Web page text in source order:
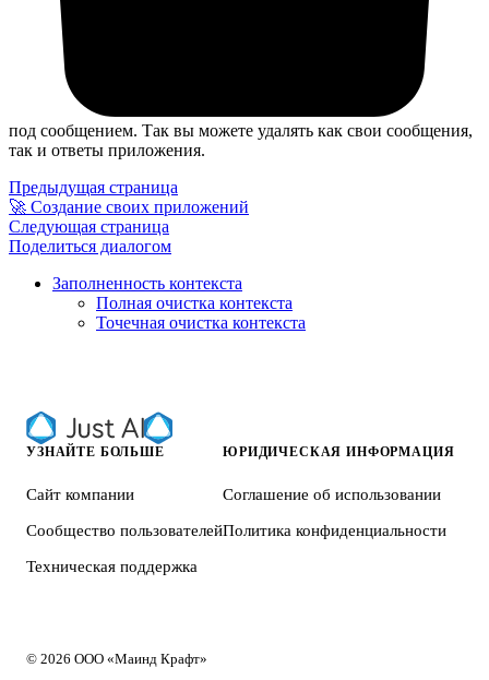
под сообщением. Так вы можете удалять как свои сообщения,
так и ответы приложения.
Предыдущая страница
🚀 Создание своих приложений
Следующая страница
Поделиться диалогом
Заполненность контекста
Полная очистка контекста
Точечная очистка контекста
УЗНАЙТЕ БОЛЬШЕ
Сайт компании
Сообщество пользователей
Техническая поддержка
ЮРИДИЧЕСКАЯ ИНФОРМАЦИЯ
Соглашение об использовании
Политика конфиденциальности
© 2026 ООО «Маинд Крафт»